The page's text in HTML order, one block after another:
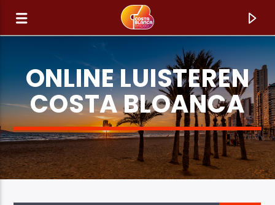
ONLINE LUISTEREN
COSTA BLOANCA